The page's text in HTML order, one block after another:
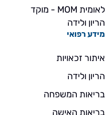
לאומית MOM - מוקד
הריון ולידה
מידע רפואי
איתור זכאויות
הריון ולידה
בריאות המשפחה
בריאות האישה